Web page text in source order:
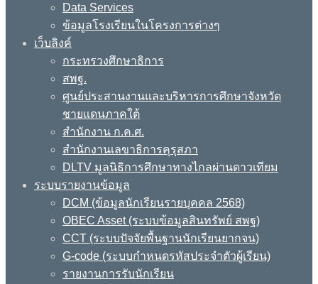
Data Services
ข้อมูลโรงเรียนในโครงการต่างๆ
เว็บลิงค์
กระทรวงศึกษาธิการ
สพฐ.
ศูนย์ประสานงานและบริหารการศึกษาจังหวัด
ชายแดนภาคใต้
สำนักงาน ก.ค.ศ.
สำนักงานเลขาธิการคุรุสภา
DLTV มูลนิธิการศึกษาทางไกลผ่านดาวเทียม
ระบบรายงานข้อมูล
DCM (ข้อมูลนักเรียนรายบุคคล 2568)
OBEC Asset (ระบบข้อมูลสินทรัพย์ สพฐ)
CCT (ระบบปัจจัยพื้นฐานนักเรียนยากจน)
G-code (ระบบกำหนดรหัสประจำตัวผู้เรียน)
รายงานการรับนักเรียน